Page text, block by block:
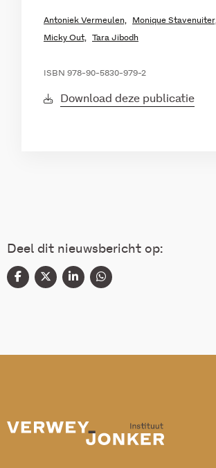
Antoniek Vermeulen, Monique Stavenuiter,
Micky Out, Tara Jibodh
ISBN 978-90-5830-979-2
Download deze publicatie
Deel dit nieuwsbericht op: